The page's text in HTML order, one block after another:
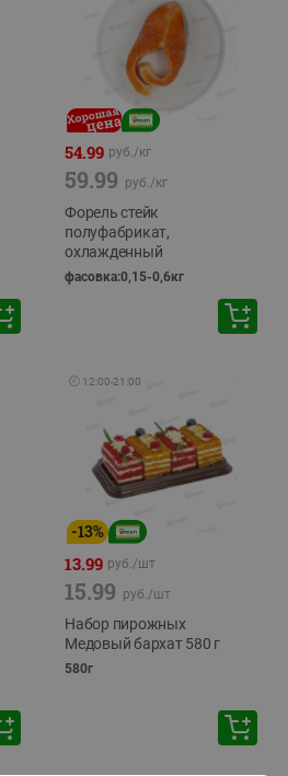
54.99 руб./кг
59.99 руб./кг
Форель стейк
полуфабрикат,
охлажденный
фасовка:0,15-0,6кг
🕘 12:00-21:00
-13%
13.99 руб./шт
15.99 руб./шт
Набор пирожных
Медовый бархат 580 г
580г